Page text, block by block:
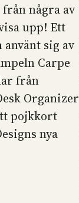
några av
upp! Ett
sig av
Carpe
från
Organizer
pojkkort
nya